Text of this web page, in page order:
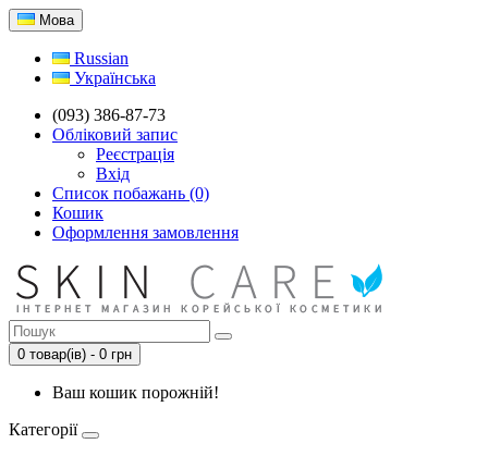
Мова
Russian
Українська
(093) 386-87-73
Обліковий запис
Реєстрація
Вхід
Список побажань (0)
Кошик
Оформлення замовлення
0 товар(ів) - 0 грн
Ваш кошик порожній!
Категорії